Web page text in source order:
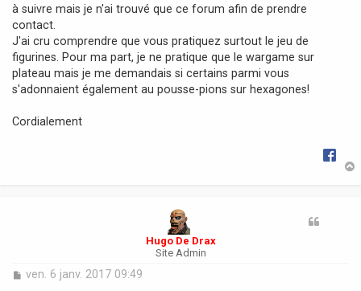
à suivre mais je n'ai trouvé que ce forum afin de prendre
contact.
J'ai cru comprendre que vous pratiquez surtout le jeu de
figurines. Pour ma part, je ne pratique que le wargame sur
plateau mais je me demandais si certains parmi vous
s'adonnaient également au pousse-pions sur hexagones!
Cordialement
Hugo De Drax
Site Admin
M
ven. 6 janv. 2017 09:49